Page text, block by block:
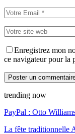
Enregistrez mon
ce navigateur pour la
trending now
PayPal : Otto
La fête traditionnelle